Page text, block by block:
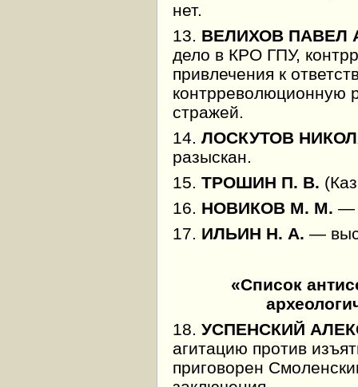
нет.
13. ВЕЛИХОВ ПАВЕЛ
дело в КРО ГПУ,
привлечения к
контрреволюционную
стражей.
14. ЛОСКУТОВ
разыскан.
15. ТРОШИН П. В.
16. НОВИКОВ М. М. —
17. ИЛЬИН Н. А. —
«Список
18. УСПЕНСКИЙ
агитацию против
приговорен